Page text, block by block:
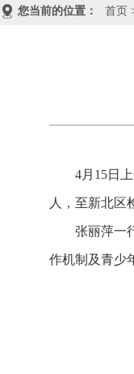
您当前的位置： 首页
4月15日
人，至新北区
张丽萍一
作机制及青少